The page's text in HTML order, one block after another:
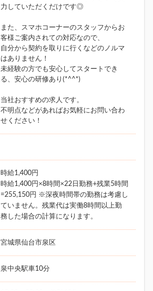
力していただくだけです◎
また、スマホコーナーのスタッフからお
客様ご案内されての対応なので、
自分から契約を取りに行くなどのノルマ
はありません！
未経験の方でも安心してスタートでき
る、安心の研修あり(*^^*)
当社おすすめの求人です。
不明点などがあればお気軽にお問い合わ
せください！
時給1,400円
時給1,400円×8時間×22日勤務+残業5時間
=255,150円 ※深夜時間帯の勤務は考慮し
ていません。残業代は実働8時間以上勤
務した場合の計算になります。
宮城県仙台市泉区
泉中央駅車10分